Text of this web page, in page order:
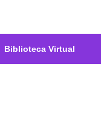
Biblioteca Virtual